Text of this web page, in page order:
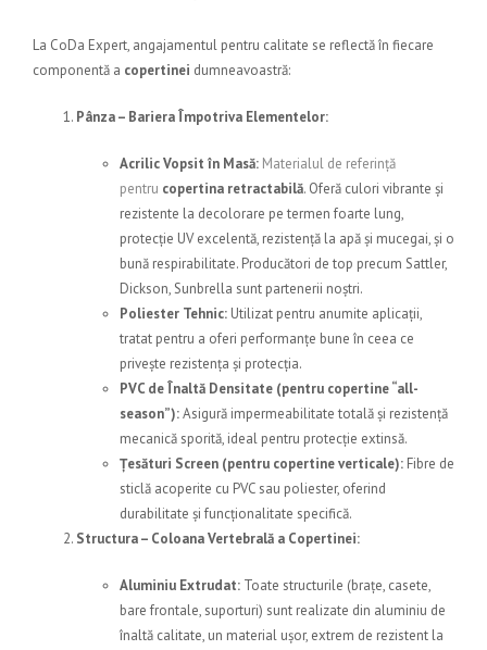
La CoDa Expert, angajamentul pentru calitate se reflectă în fiecare
componentă a copertinei dumneavoastră:
Pânza – Bariera Împotriva Elementelor:
Acrilic Vopsit în Masă: Materialul de referință
pentru copertina retractabilă. Oferă culori vibrante și
rezistente la decolorare pe termen foarte lung,
protecție UV excelentă, rezistență la apă și mucegai, și o
bună respirabilitate. Producători de top precum Sattler,
Dickson, Sunbrella sunt partenerii noștri.
Poliester Tehnic: Utilizat pentru anumite aplicații,
tratat pentru a oferi performanțe bune în ceea ce
privește rezistența și protecția.
PVC de Înaltă Densitate (pentru copertine “all-
season”):Asigură impermeabilitate totală și rezistență
mecanică sporită, ideal pentru protecție extinsă.
Țesături Screen (pentru copertine verticale): Fibre de
sticlă acoperite cu PVC sau poliester, oferind
durabilitate și funcționalitate specifică.
Structura – Coloana Vertebrală a Copertinei:
Aluminiu Extrudat: Toate structurile (brațe, casete,
bare frontale, suporturi) sunt realizate din aluminiu de
înaltă calitate, un material ușor, extrem de rezistent la